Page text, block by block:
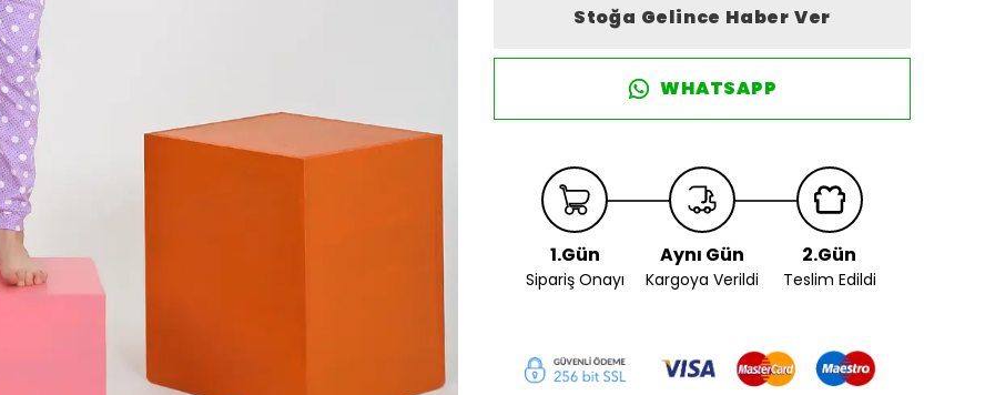
Stoğa Gelince Haber Ver
WHATSAPP
1.Gün
Sipariş Onayı
Aynı Gün
Kargoya Verildi
2.Gün
Teslim Edildi